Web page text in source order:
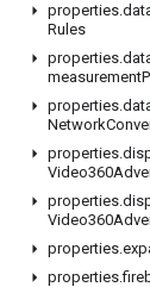
properties.
Rules
properties.
measurement
properties.
Network
properties.
properties.
properties.
properties.